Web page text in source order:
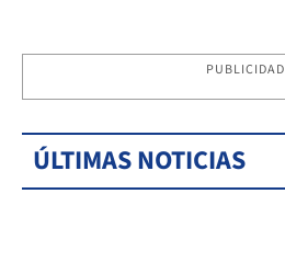
PUBLICIDAD
ÚLTIMAS NOTICIAS